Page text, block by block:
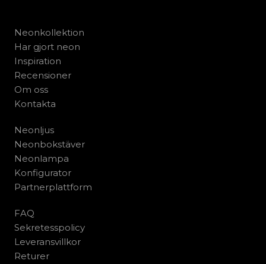
Neonkollektion
Har gjort neon
Inspiration
Recensioner
Om oss
Kontakta
Neonljus
Neonbokstäver
Neonlampa
Konfigurator
Partnerplattform
FAQ
Sekretesspolicy
Leveransvillkor
Returer